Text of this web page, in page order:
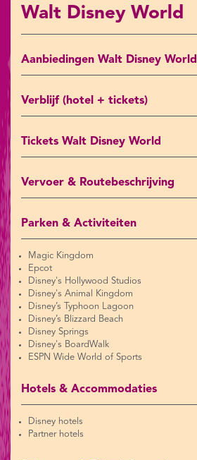
Walt Disney World
Aanbiedingen Walt Disney World
Verblijf (hotel + tickets)
Tickets Walt Disney World
Vervoer & Routebeschrijving
Parken & Activiteiten
Magic Kingdom
Epcot
Disney's Hollywood Studios
Disney's Animal Kingdom
Disney’s Typhoon Lagoon
Disney’s Blizzard Beach
Disney Springs
Disney's BoardWalk
ESPN Wide World of Sports
Hotels & Accommodaties
Disney hotels
Partner hotels